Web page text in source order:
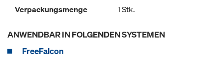
Verpackungsmenge 1 Stk.
ANWENDBAR IN FOLGENDEN SYSTEMEN
FreeFalcon